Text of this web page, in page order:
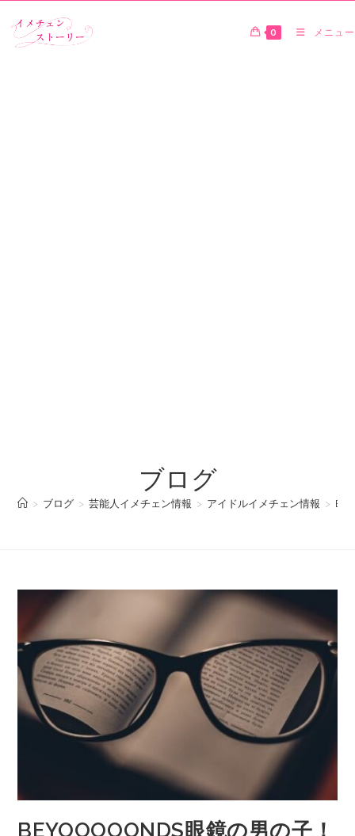
0 メニュー
ブログ
> ブログ > 芸能人イメチェン情報 > アイドルイメチェン情報 >
BEYOOOOONDS眼鏡の男の子！